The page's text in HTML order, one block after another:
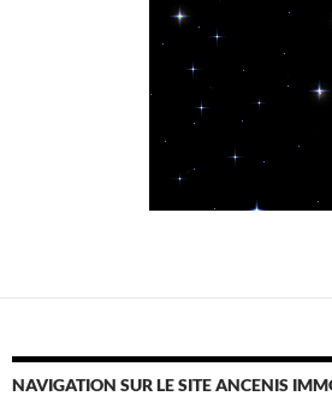
NAVIGATION SUR LE SITE ANCENIS